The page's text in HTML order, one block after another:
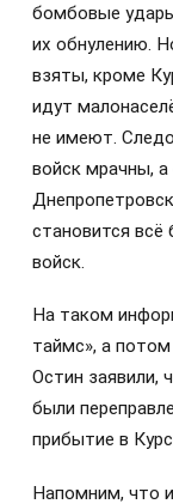
бомбовые удары
их обнулению.
взяты, кроме
идут
не имеют.
войск мрачны, а
становится всё
войск.
На таком
таймс», а
Остин заявили,
были
прибытие в
Напомним, что